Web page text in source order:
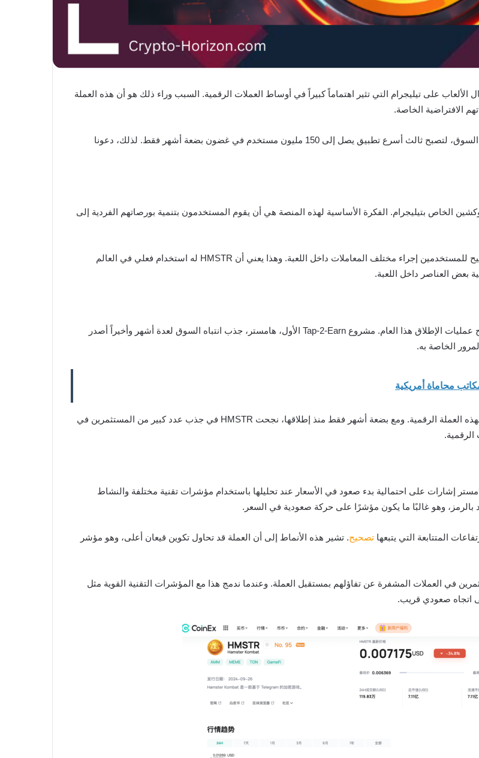
على تيليجرام التي تثير اهتماماً كبيراً في أوساط العملات الرقمية. السبب وراء ذلك هو أن هذه العملة
الافتراضية الخاصة.
منذ إطلاقها في مارس 2024، شهدت هذه العملة ارتفاعًا هائلًا في سعر السوق، لتصبح ثالث أسرع تطبيق يصل إلى 150 مليون مستخدم في غضون بضعة أشهر فقط. لذلك، دعونا
الخاص بتيليجرام. الفكرة الأساسية لهذه المنصة هي أن يقوم المستخدمون بتنمية بورصاتهم الفردية إلى
HMSTR هو الرمز الذي يتم استخدامه داخل نظام هامستر كومبات، ويتيح للمستخدمين إجراء مختلف المعاملات داخل اللعبة. وهذا يعني أن HMSTR له استخدام فعلي في العالم
بعض العناصر داخل اللعبة.
HMSTR هي عملة جديدة نسبيًا في السوق، وقد شهدت واحدة من أنجح عمليات الإطلاق هذا العام. مشروع Tap-2-Earn الأول، هامستر، جذب انتباه السوق لعدة أشهر وأخيراً أصدر
الخاصة به.
CoinEx، مما جذب اهتمامًا أكبر بهذه العملة الرقمية. ومع بضعة أشهر فقط منذ إطلاقها، نجحت HMSTR في جذب عدد كبير من المستثمرين في
إشارات على احتمالية بدء صعود في الأسعار عند تحليلها باستخدام مؤشرات تقنية مختلفة والنشاط
بالرمز، وهو غالبًا ما يكون مؤشرًا على حركة صعودية في السعر.
المتتابعة التي يتبعها تصحيح. تشير هذه الأنماط إلى أن العملة قد تحاول تكوين قيعان أعلى، وهو مؤشر
في العملات المشفرة عن تفاؤلهم بمستقبل العملة. وعندما ندمج هذا مع المؤشرات التقنية القوية مثل
اتجاه صعودي قريب.